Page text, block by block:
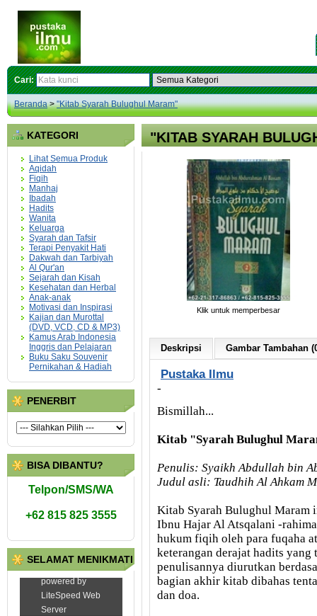
Cari:
Beranda>"Kitab Syarah Bulughul Maram"
KATEGORI
Lihat Semua Produk
Aqidah
Fiqih
Manhaj
Ibadah
Hadits
Wanita
Keluarga
Syarah dan Tafsir
Terapi Penyakit Hati
Dakwah dan Tarbiyah
Al Qur'an
Sejarah dan Kisah
Kesehatan dan Herbal
Anak-anak
Motivasi dan Inspirasi
Kajian dan Murottal
(DVD, VCD, CD & MP3)
Kamus Arab Indonesia
Inggris dan Pelajaran
Buku Saku Souvenir
Pernikahan & Hadiah
PENERBIT
BISA DIBANTU?
Telpon/SMS/WA
+62 815 825 3555
SELAMAT MENIKMATI
"KITAB SYARAH
Klik untuk memperbesar
Deskripsi Gambar Tambahan
Pustaka Ilmu
-
Bismillah...
Kitab "Syarah Bulughul
Penulis: Syaikh Abdullah bin
Judul asli: Taudhih Al Ahkam
Kitab Syarah Bulughul Maram
Ibnu Hajar Al Atsqalani -
hukum fiqih oleh para fuqaha
keterangan derajat hadits
penulisannya diurutkan
bagian akhir kitab dibahas
dan doa.